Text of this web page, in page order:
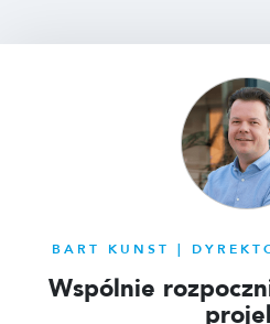
BART KUNST |
Wspólnie